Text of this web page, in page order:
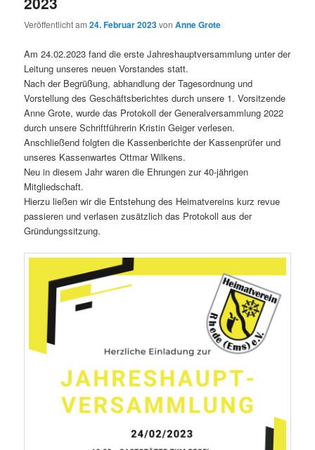
Veröffentlicht am24. Februar 2023vonAnne Grote
Am 24.02.2023 fand die erste Jahreshauptversammlung unter der
Leitung unseres neuen Vorstandes statt.
Nach der Begrüßung, abhandlung der Tagesordnung und
Vorstellung des Geschäftsberichtes durch unsere 1. Vorsitzende
Anne Grote, wurde das Protokoll der Generalversammlung 2022
durch unsere Schriftführerin Kristin Geiger verlesen.
Anschließend folgten die Kassenberichte der Kassenprüfer und
unseres Kassenwartes Ottmar Wilkens.
Neu in diesem Jahr waren die Ehrungen zur 40-jährigen
Mitgliedschaft.
Hierzu ließen wir die Entstehung des Heimatvereins kurz revue
passieren und verlasen zusätzlich das Protokoll aus der
Gründungssitzung.